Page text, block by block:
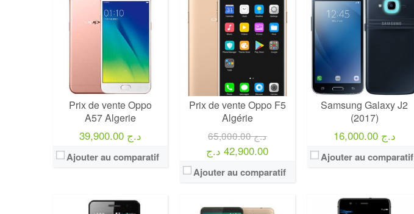
Prix de vente Oppo
A57 Algerie
39,900.00 د.ج
Ajouter au comparatif
Prix de vente Oppo F5
Algérie
65,000.00 د.ج
42,900.00 د.ج
Ajouter au comparatif
Samsung Galaxy J2
(2017)
16,000.00 د.ج
Ajouter au comparatif